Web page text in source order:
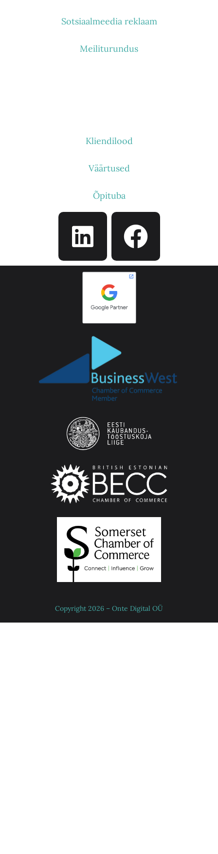
Sotsiaalmeedia reklaam
Meiliturundus
Kliendilood
Väärtused
Õpituba
Copyright 2026 – Onte Digital OÜ